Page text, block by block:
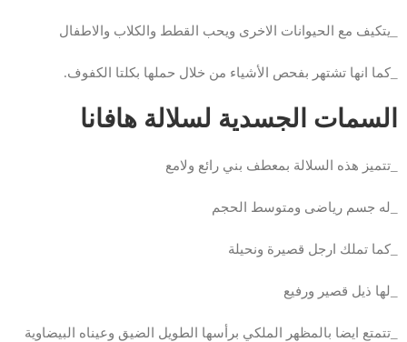
_يتكيف مع الحيوانات الاخرى ويحب القطط والكلاب والاطفال
_كما انها تشتهر بفحص الأشياء من خلال حملها بكلتا الكفوف.
السمات الجسدية لسلالة هافانا
_تتميز هذه السلالة بمعطف بني رائع ولامع
_له جسم رياضى ومتوسط الحجم
_كما تملك ارجل قصيرة ونحيلة
_لها ذيل قصير ورفيع
_تتمتع ايضا بالمظهر الملكي برأسها الطويل الضيق وعيناه البيضاوية